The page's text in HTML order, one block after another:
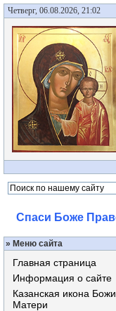
Четверг, 06.08.2026, 21:02
Спаси Боже
» Меню сайта
Главная страница
Информация о сайте
Казанская икона
Матери